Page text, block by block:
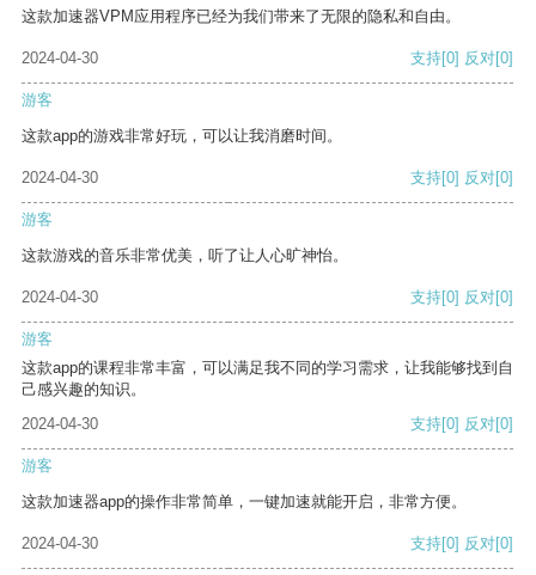
这款加速器VPM应用程序已经为我们带来了无限的隐私和自由。
2024-04-30 支持[0] 反对[0]
游客
这款app的游戏非常好玩，可以让我消磨时间。
2024-04-30 支持[0] 反对[0]
游客
这款游戏的音乐非常优美，听了让人心旷神怡。
2024-04-30 支持[0] 反对[0]
游客
这款app的课程非常丰富，可以满足我不同的学习需求，让我能够找到自
己感兴趣的知识。
2024-04-30
支持[0] 反对[0]
游客
这款加速器app的操作非常简单，一键加速就能开启，非常方便。
2024-04-30 支持[0] 反对[0]